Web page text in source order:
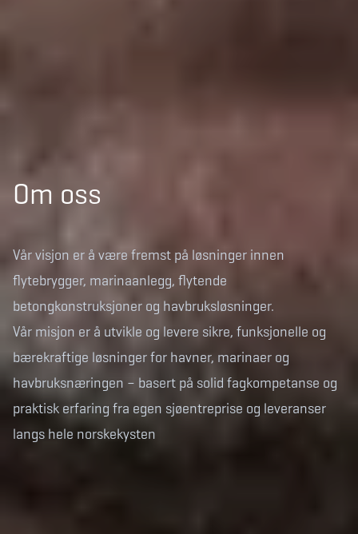
Om oss
Vår visjon er å være fremst på løsninger innen
flytebrygger, marinaanlegg, flytende
betongkonstruksjoner og havbruksløsninger.
Vår misjon er å utvikle og levere sikre, funksjonelle og
bærekraftige løsninger for havner, marinaer og
havbruksnæringen – basert på solid fagkompetanse og
praktisk erfaring fra egen sjøentreprise og leveranser
langs hele norskekysten